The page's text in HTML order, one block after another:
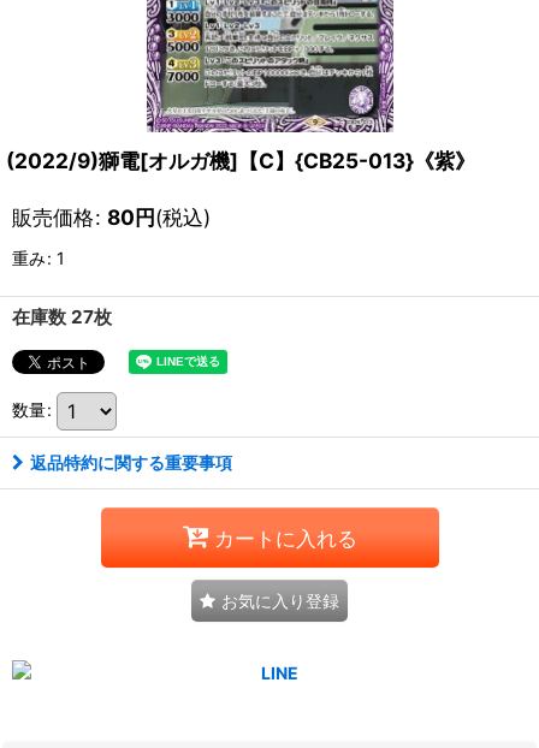
(2022/9)獅電[オルガ機]【C】{CB25-013}《紫》
販売価格: 80円(税込)
重み: 1
在庫数 27枚
数量:
返品特約に関する重要事項
カートに入れる
お気に入り登録